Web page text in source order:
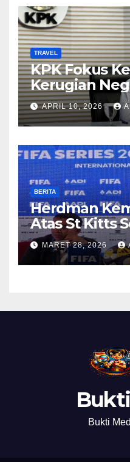
TRAVEL
KPK Fokus
Kerugian
Korupsi
Pemeriksaan
APRIL 10, 2026
BERITA
Herdman
Atas St Kitts
MARET 28, 2026
Bukti